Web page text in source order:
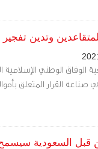
وتدين تفجير
الوفاق الوطني
صناعة القرار المتعلق
قبل السعودية